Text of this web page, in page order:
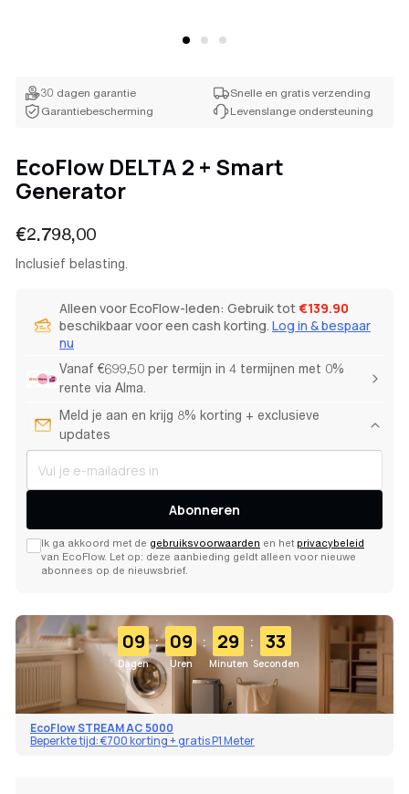
30 dagen garantie
Snelle en gratis verzending
Garantiebescherming
Levenslange ondersteuning
EcoFlow DELTA 2 + Smart
Generator
Normale
prijs
€2.798,00
Inclusief belasting.
Alleen voor EcoFlow-leden: Gebruik tot€139.90
beschikbaar voor een cash korting. Log in & bespaar
nu
Vanaf €699,50 per termijn in 4 termijnen met 0%
rente via Alma.
Meld je aan en krijg 8% korting + exclusieve
updates
Abonneren
Ik ga akkoord met de gebruiksvoorwaarden en het privacybeleid
van EcoFlow. Let op: deze aanbieding geldt alleen voor nieuwe
abonnees op de nieuwsbrief.
09
Dagen
: 09
Uren
: 29
Minuten
: 33
Seconden
EcoFlow STREAM AC 5000
Beperkte tijd: €700 korting + gratis P1 Meter